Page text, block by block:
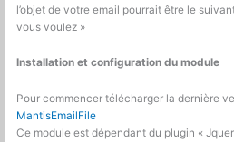
l’objet de votre email pourrait être le
vous voulez »
Installation et configuration du module
Pour commencer télécharger la dernière
MantisEmailFile
Ce module est dépendant du plugin «